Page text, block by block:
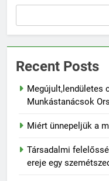
Recent Posts
Megújult,lendületes
Munkástanácsok
Miért ünnepeljük a
Társadalmi
ereje egy